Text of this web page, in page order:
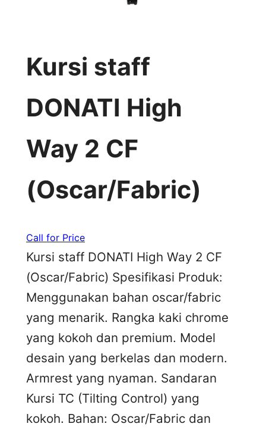
Kursi staff
DONATI High
Way 2 CF
(Oscar/Fabric)
Call for Price
Kursi staff DONATI High Way 2 CF
(Oscar/Fabric) Spesifikasi Produk:
Menggunakan bahan oscar/fabric
yang menarik. Rangka kaki chrome
yang kokoh dan premium. Model
desain yang berkelas dan modern.
Armrest yang nyaman. Sandaran
Kursi TC (Tilting Control) yang
kokoh. Bahan: Oscar/Fabric dan